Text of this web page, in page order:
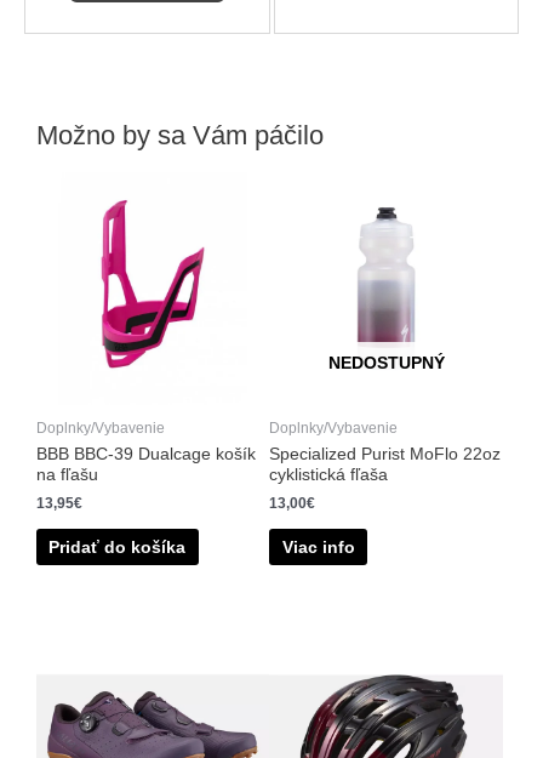
Možno by sa Vám páčilo
Doplnky/Vybavenie
BBB BBC-39 Dualcage košík
na fľašu
13,95€
Pridať do košíka
NEDOSTUPNÝ
Doplnky/Vybavenie
Specialized Purist MoFlo 22oz
cyklistická fľaša
13,00€
Viac info
viacero
variantov.
má
viacero
variantov.